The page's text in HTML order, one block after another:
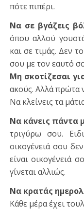
πότε πιπέρι.
Να σε βγάζεις
όπου αλλού
και σε τιμάς. Δεν
σου με τον εαυτό
Μη σκοτίζεσαι
ακούς. Αλλά πρώτα
Να κλείνεις τα
Να κάνεις πάντα
τριγύρω σου.
οικογένειά σου
είναι οικογένειά
γίνεται αλλιώς.
Να κρατάς
Κάθε μέρα έχει